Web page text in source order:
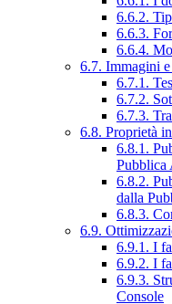
6.6.2.
6.6.3.
6.6.4.
6.7. Immagini
6.7.1.
6.7.2.
6.7.3.
6.8. Proprietà
6.8.1.
Pubblica
6.8.2.
dalla
6.8.3.
6.9.
6.9.1. I
6.9.2. I
6.9.3.
Console